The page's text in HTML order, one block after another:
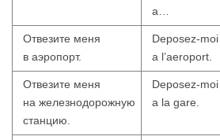
a…
Отвезите меня
в аэропорт.
Deposez-moi
a l’aeroport.
Отвезите меня
на железнодорожную
станцию.
Deposez-moi
a la gare.